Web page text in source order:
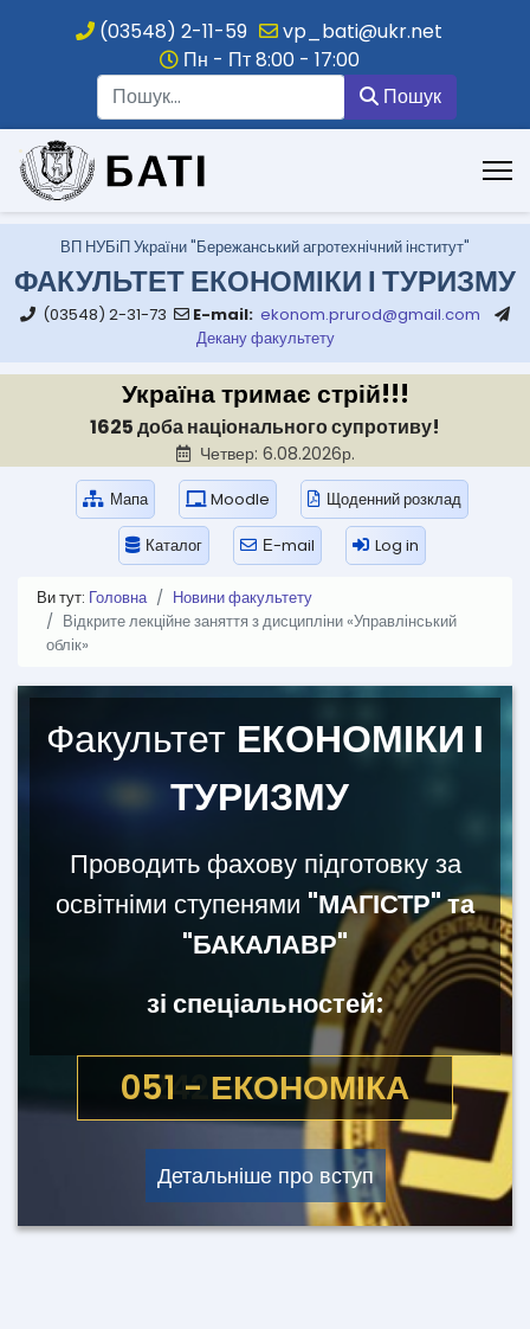
(03548) 2-11-59
vp_bati@ukr.net
Пн - Пт 8:00 - 17:00
Пошук
.
ВП НУБіП України "Бережанський агротехнічний інститут"
ФАКУЛЬТЕТ ЕКОНОМІКИ І ТУРИЗМУ
(03548) 2-31-73 E-mail: ekonom.prurod@gmail.com
Декану факультету
Україна тримає стрій!!!
1625 доба національного супротиву!
Четвер: 6.08.2026р.
Мапа Moodle Щоденний розклад
Каталог Е-mail Log in
Ви тут: Головна
Новини факультету
Відкрите лекційне заняття з дисципліни «Управлінський
облік»
Факультет ЕКОНОМІКИ І
ТУРИЗМУ
Проводить фахову підготовку за
освітніми ступенями "МАГІСТР" та
"БАКАЛАВР"
зі спеціальностей:
051 - ЕКОНОМІКА
Детальніше про вступ